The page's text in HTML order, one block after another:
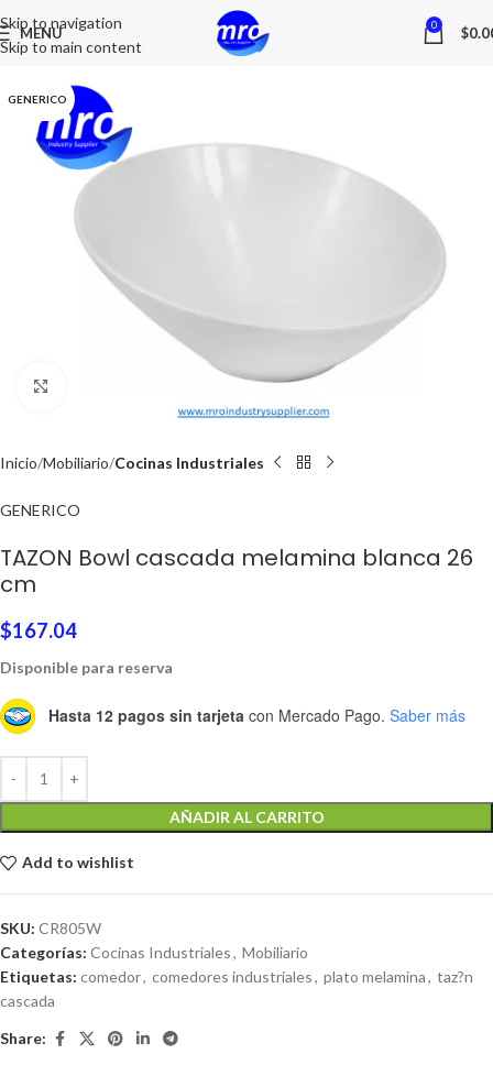
Skip to navigation
Skip to main content
MENU 0 $
GENERICO
Inicio Mobiliario Cocinas Industriales
GENERICO
TAZON Bowl cascada melamina blanca 26
cm
$167.04
Disponible para reserva
Hasta 12 pagos sin tarjeta con Mercado Pago. Saber más
AÑADIR AL CARRITO
Add to wishlist
SKU: CR805W
Categorías: Cocinas Industriales, Mobiliario
Etiquetas: comedor, comedores industriales, plato melamina, taz?n
cascada
Share: